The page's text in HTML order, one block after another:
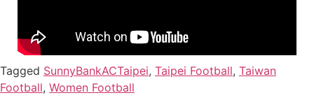
Tagged SunnyBankACTaipei, Taipei Football, Taiwan
Football, Women Football